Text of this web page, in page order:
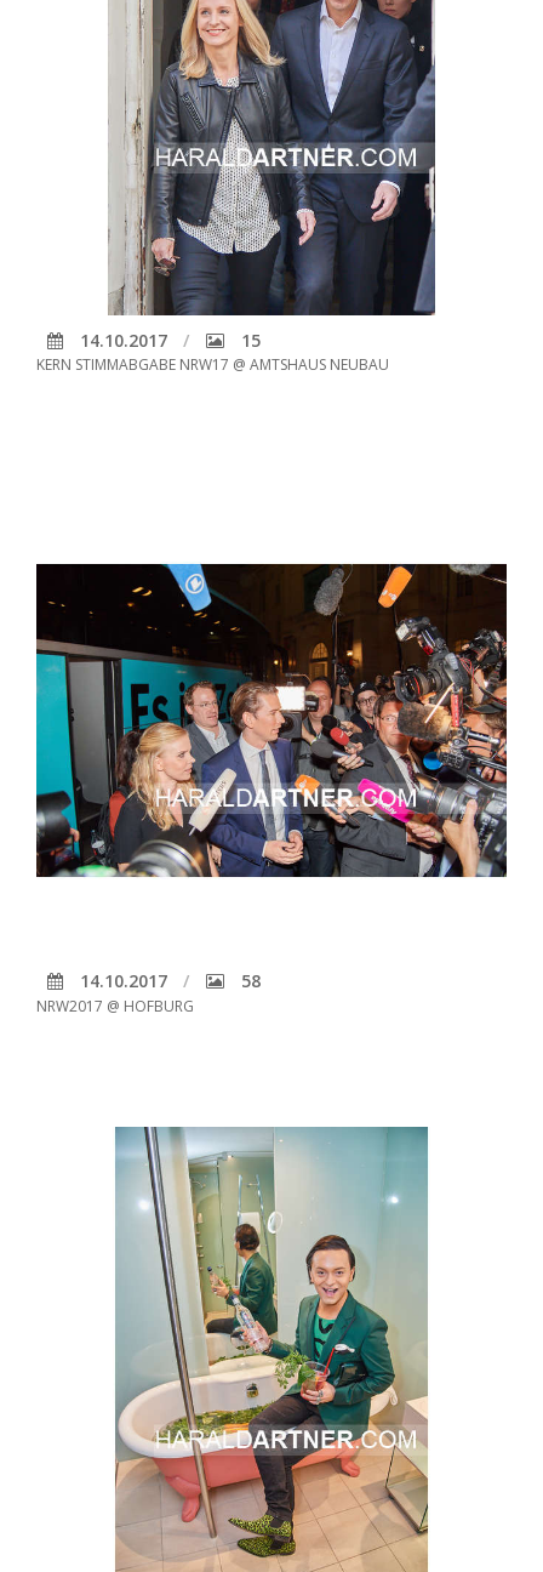
14.10.2017 15
KERN STIMMABGABE NRW17 @ AMTSHAUS NEUBAU
14.10.2017 58
NRW2017 @ HOFBURG